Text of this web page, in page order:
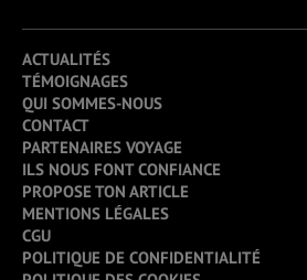
ACTUALITÉS
TÉMOIGNAGES
QUI SOMMES-NOUS
CONTACT
PARTENAIRES VOYAGE
ILS NOUS FONT CONFIANCE
PROPOSE TON ARTICLE
MENTIONS LÉGALES
CGU
POLITIQUE DE CONFIDENTIALITÉ